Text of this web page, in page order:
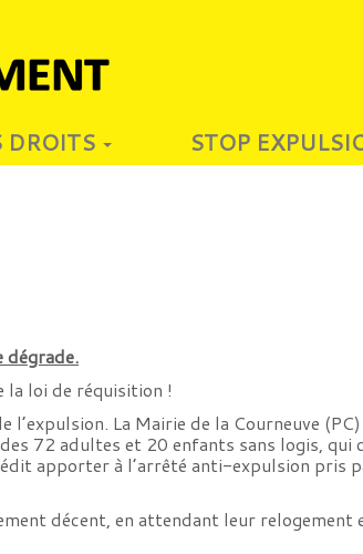
DROITS STOP
dégrade.
la loi de réquisition !
La Mairie de la Courneuve
72 adultes et 20 enfants sans logis, qui
apporter à l’arrêté anti-expulsion pris
décent, en attendant leur relogement